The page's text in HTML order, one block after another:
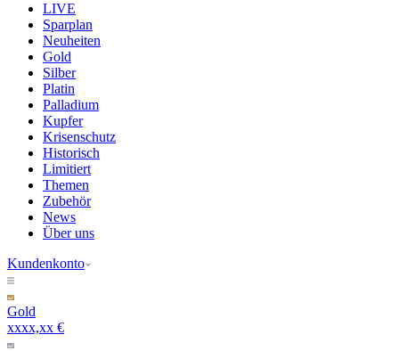
LIVE
Sparplan
Neuheiten
Gold
Silber
Platin
Palladium
Kupfer
Krisenschutz
Historisch
Limitiert
Themen
Zubehör
News
Über uns
Kundenkonto
Gold
xxxx,xx €